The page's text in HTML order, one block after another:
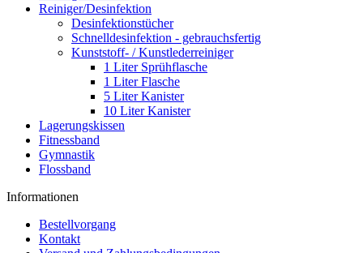
Reiniger/Desinfektion
Desinfektionstücher
Schnelldesinfektion - gebrauchsfertig
Kunststoff- / Kunstlederreiniger
1 Liter Sprühflasche
1 Liter Flasche
5 Liter Kanister
10 Liter Kanister
Lagerungskissen
Fitnessband
Gymnastik
Flossband
Informationen
Bestellvorgang
Kontakt